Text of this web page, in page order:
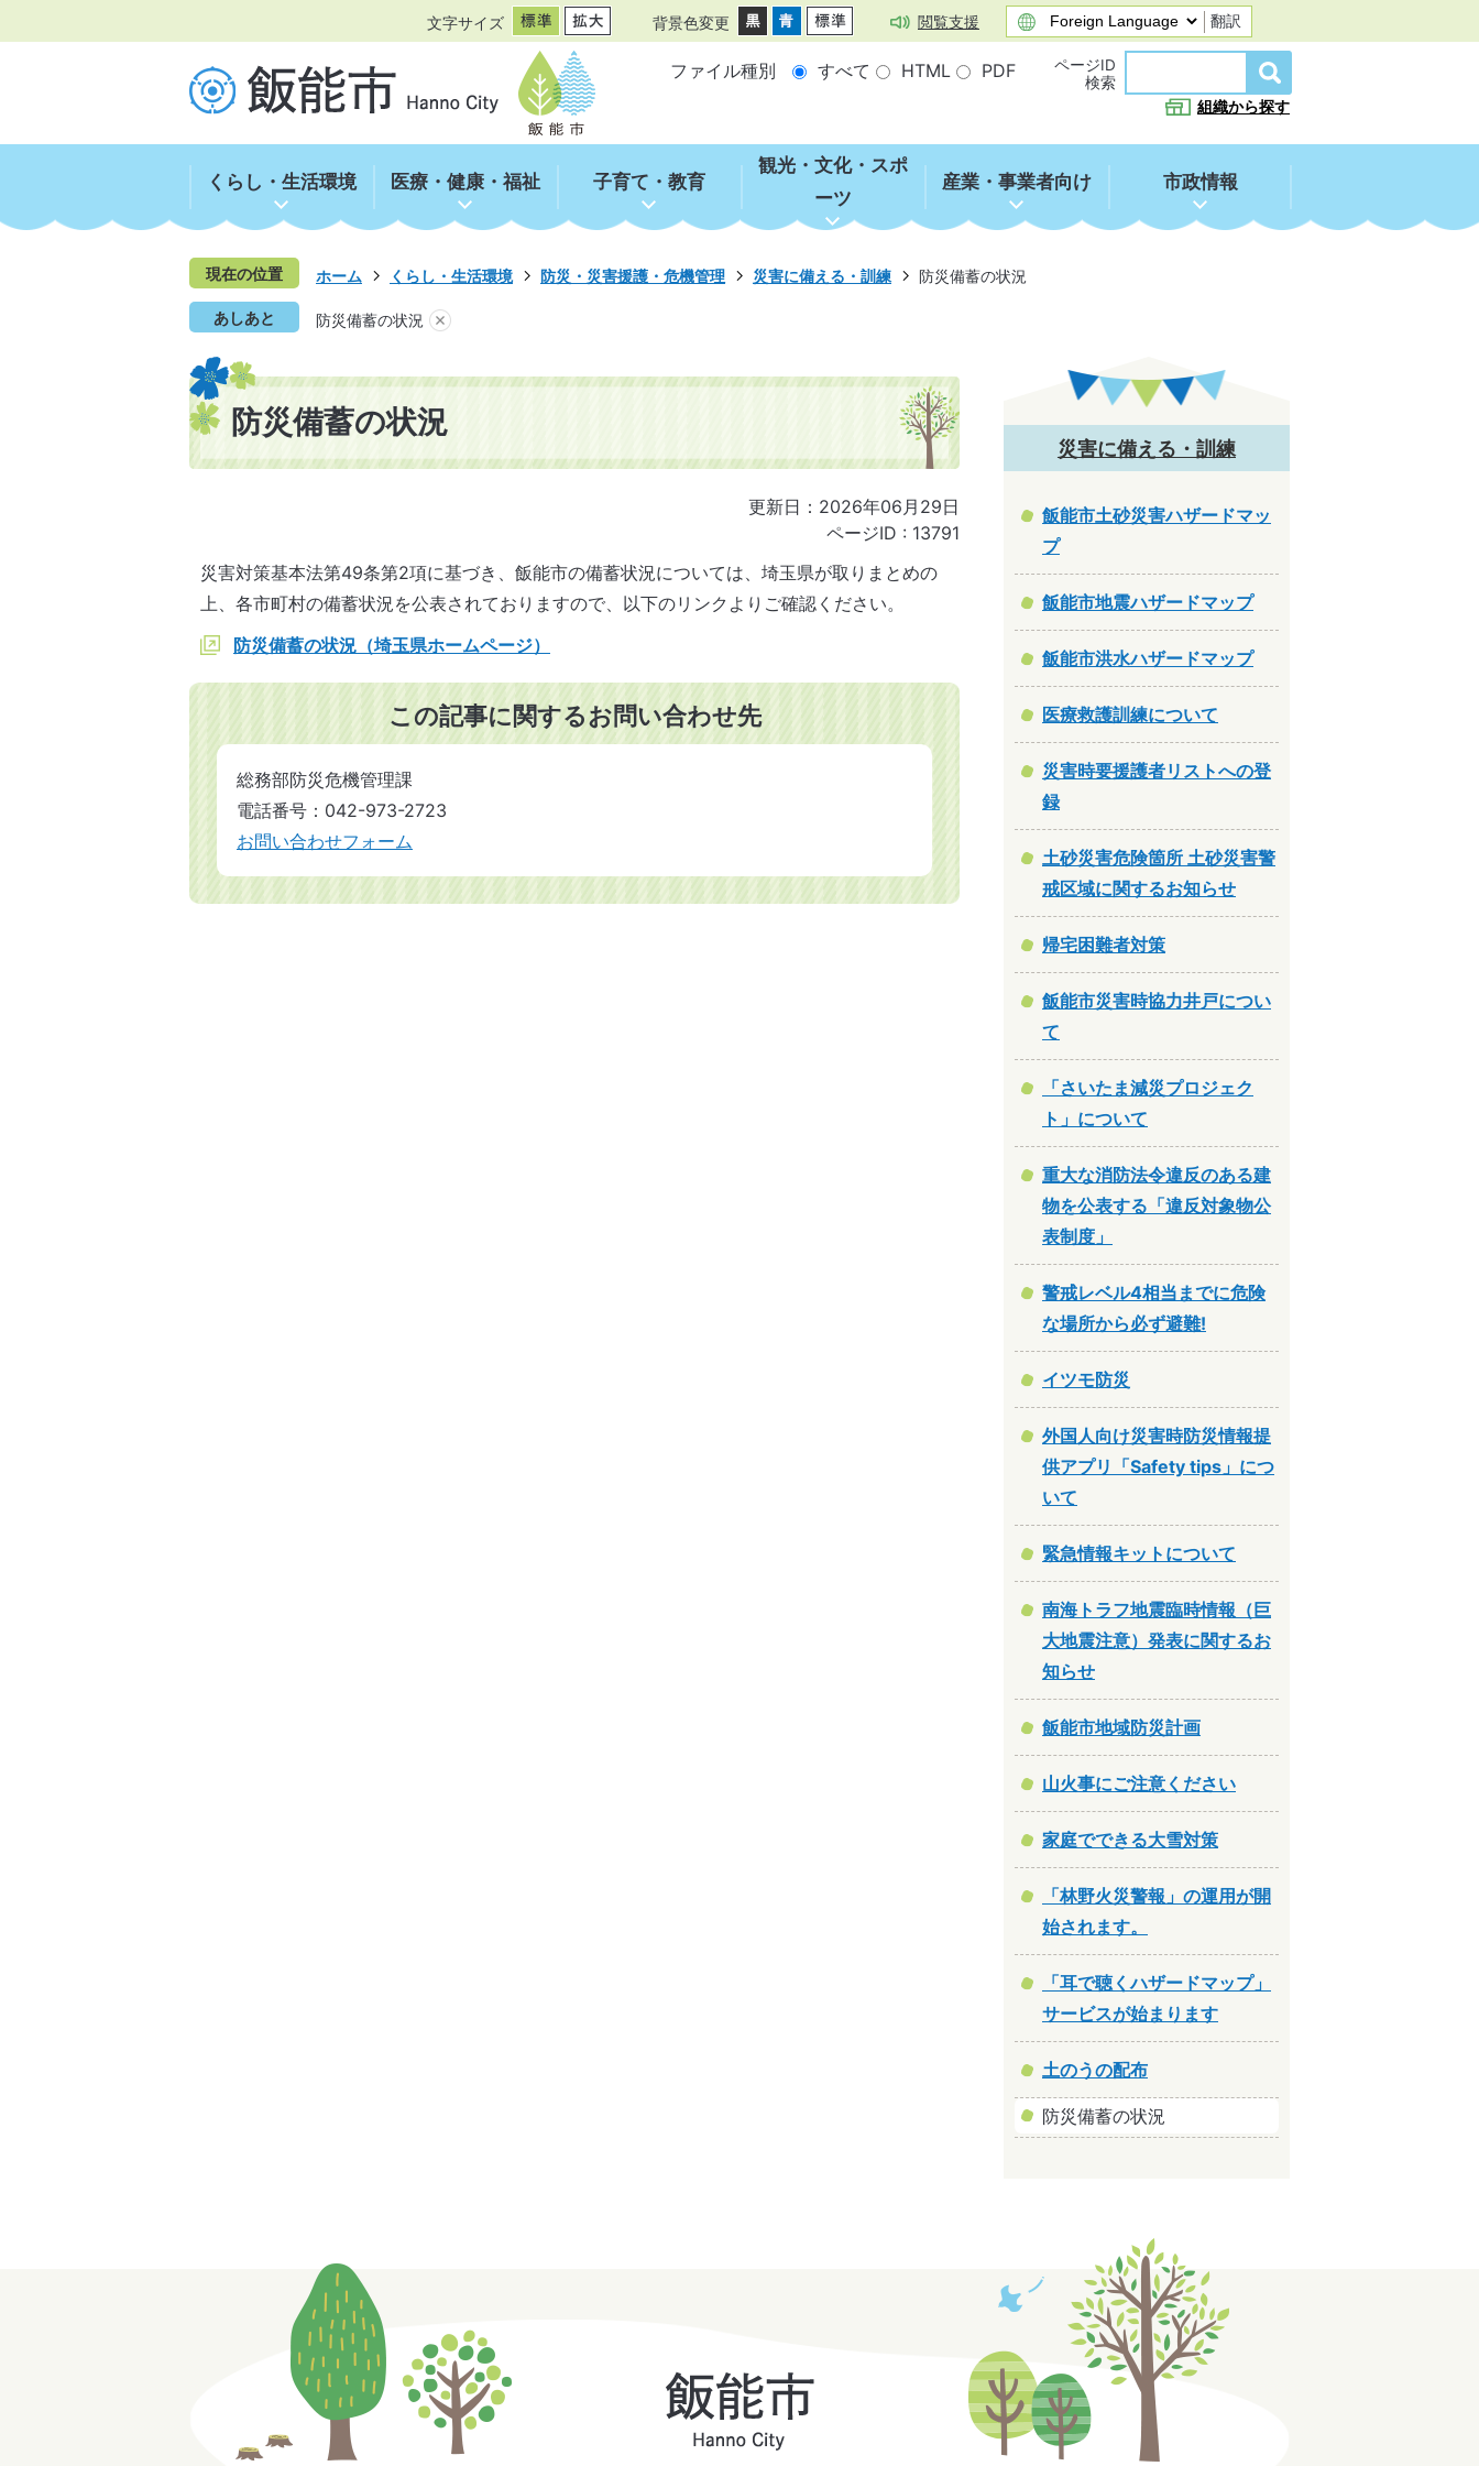
文字サイズ 背景色変更 閲覧支援 翻訳
ファイル種別 すべて HTML PDF
ページID
検索
組織から探す
くらし・生活環境 医療・健康・福祉 子育て・教育
観光・文化・スポ
ーツ
産業・事業者向け 市政情報
現在の位置 ホーム くらし・生活環境 防災・災害援護・危機管理 災害に備える・訓練 防災備蓄の状況
あしあと 防災備蓄の状況
防災備蓄の状況
更新日：2026年06月29日
ページID : 13791
災害対策基本法第49条第2項に基づき、飯能市の備蓄状況については、埼玉県が取りまとめの
上、各市町村の備蓄状況を公表されておりますので、以下のリンクよりご確認ください。
防災備蓄の状況（埼玉県ホームページ）
この記事に関するお問い合わせ先
総務部防災危機管理課
電話番号：042-973-2723
お問い合わせフォーム
災害に備える・訓練
飯能市土砂災害ハザードマッ
プ
飯能市地震ハザードマップ
飯能市洪水ハザードマップ
医療救護訓練について
災害時要援護者リストへの登
録
土砂災害危険箇所 土砂災害警
戒区域に関するお知らせ
帰宅困難者対策
飯能市災害時協力井戸につい
て
「さいたま減災プロジェク
ト」について
重大な消防法令違反のある建
物を公表する「違反対象物公
表制度」
警戒レベル4相当までに危険
な場所から必ず避難!
イツモ防災
外国人向け災害時防災情報提
供アプリ「Safety tips」につ
いて
緊急情報キットについて
南海トラフ地震臨時情報（巨
大地震注意）発表に関するお
知らせ
飯能市地域防災計画
山火事にご注意ください
家庭でできる大雪対策
「林野火災警報」の運用が開
始されます。
「耳で聴くハザードマップ」
サービスが始まります
土のうの配布
防災備蓄の状況
飯
能